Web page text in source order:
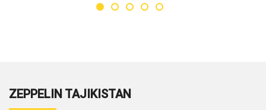
ZEPPELIN TAJIKISTAN